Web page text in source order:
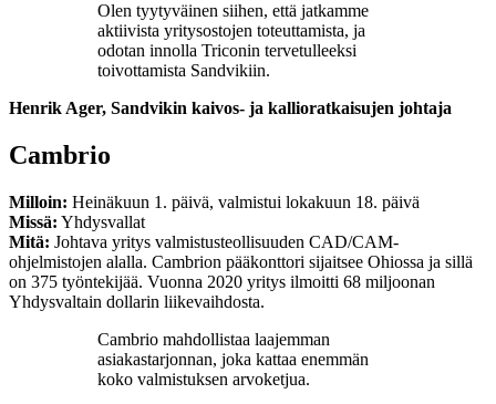
Olen tyytyväinen siihen, että jatkamme
aktiivista yritysostojen toteuttamista, ja
odotan innolla Triconin tervetulleeksi
toivottamista Sandvikiin.
Henrik Ager, Sandvikin kaivos- ja kallioratkaisujen johtaja
Cambrio
Milloin: Heinäkuun 1. päivä, valmistui lokakuun 18. päivä
Missä: Yhdysvallat
Mitä: Johtava yritys valmistusteollisuuden CAD/CAM-
ohjelmistojen alalla. Cambrion pääkonttori sijaitsee Ohiossa ja sillä
on 375 työntekijää. Vuonna 2020 yritys ilmoitti 68 miljoonan
Yhdysvaltain dollarin liikevaihdosta.
Cambrio mahdollistaa laajemman
asiakastarjonnan, joka kattaa enemmän
koko valmistuksen arvoketjua.